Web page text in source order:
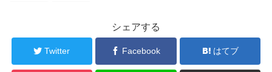
シェアする
Twitter Facebook はてブ